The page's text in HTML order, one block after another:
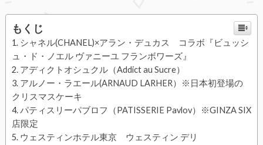
もくじ
シャネル(CHANEL)×アラン・デュカス コラボ『ビュッシ
ュ・ド・ノエル ヴァニーユ フランボワーズ』
アディクトオシュクル（Addict au Sucre）
アルノー・ラエール(ARNAUD LARHER）※日本初登場の
クリスマスケーキ
パティスリーパブロフ（PATISSERIE Pavlov）※GINZA SIX
店限定
ウェスティンホテル東京 ウェスティン デリ